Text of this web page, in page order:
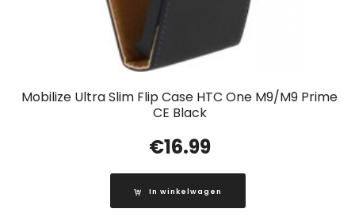
Mobilize Ultra Slim Flip Case HTC One M9/M9 Prime
CE Black
€16.99
In winkelwagen